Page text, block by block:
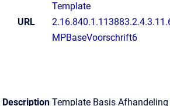
URL
Template
MPBaseVoorschrift6
Description Template Basis